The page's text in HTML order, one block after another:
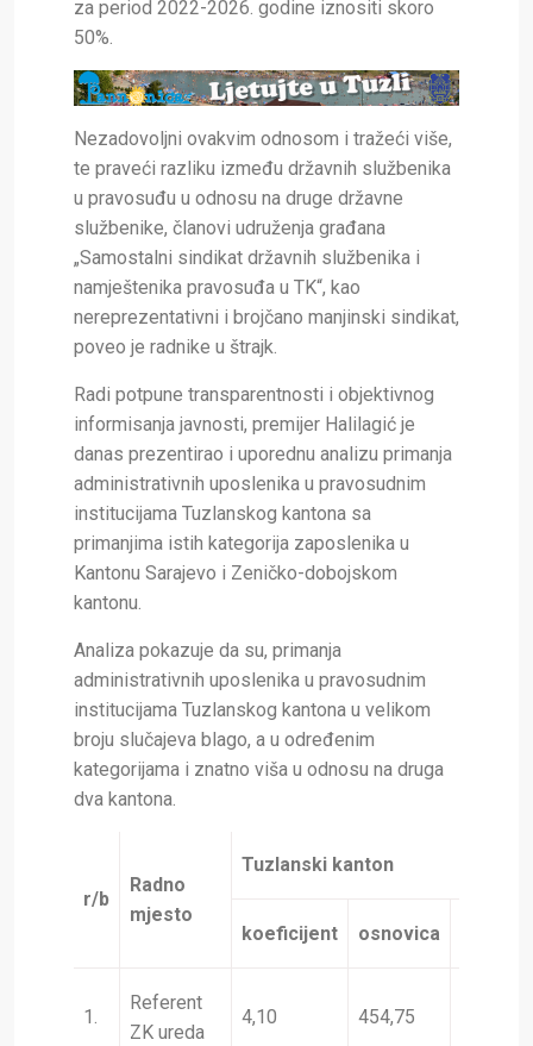
za period 2022-2026. godine iznositi skoro
50%.
Nezadovoljni ovakvim odnosom i tražeći više,
te praveći razliku između državnih službenika
u pravosuđu u odnosu na druge državne
službenike, članovi udruženja građana
„Samostalni sindikat državnih službenika i
namještenika pravosuđa u TK“, kao
nereprezentativni i brojčano manjinski sindikat,
poveo je radnike u štrajk.
Radi potpune transparentnosti i objektivnog
informisanja javnosti, premijer Halilagić je
danas prezentirao i uporednu analizu primanja
administrativnih uposlenika u pravosudnim
institucijama Tuzlanskog kantona sa
primanjima istih kategorija zaposlenika u
Kantonu Sarajevo i Zeničko-dobojskom
kantonu.
Analiza pokazuje da su, primanja
administrativnih uposlenika u pravosudnim
institucijama Tuzlanskog kantona u velikom
broju slučajeva blago, a u određenim
kategorijama i znatno viša u odnosu na druga
dva kantona.
r/b
Radno
mjesto
Tuzlanski kanton
koeficijent osnovica
1.
Referent
ZK ureda
4,10 454,75